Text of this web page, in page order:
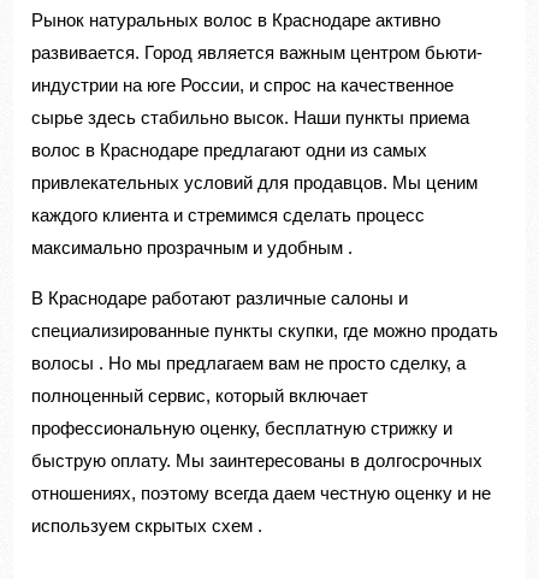
Рынок натуральных волос в Краснодаре активно
развивается. Город является важным центром бьюти-
индустрии на юге России, и спрос на качественное
сырье здесь стабильно высок. Наши пункты приема
волос в Краснодаре предлагают одни из самых
привлекательных условий для продавцов. Мы ценим
каждого клиента и стремимся сделать процесс
максимально прозрачным и удобным .
В Краснодаре работают различные салоны и
специализированные пункты скупки, где можно продать
волосы . Но мы предлагаем вам не просто сделку, а
полноценный сервис, который включает
профессиональную оценку, бесплатную стрижку и
быструю оплату. Мы заинтересованы в долгосрочных
отношениях, поэтому всегда даем честную оценку и не
используем скрытых схем .